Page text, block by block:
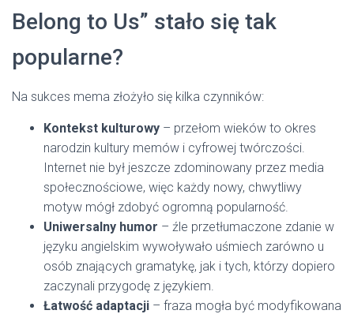
Belong to Us” stało się tak
popularne?
Na sukces mema złożyło się kilka czynników:
Kontekst kulturowy – przełom wieków to okres
narodzin kultury memów i cyfrowej twórczości.
Internet nie był jeszcze zdominowany przez media
społecznościowe, więc każdy nowy, chwytliwy
motyw mógł zdobyć ogromną popularność.
Uniwersalny humor – źle przetłumaczone zdanie w
języku angielskim wywoływało uśmiech zarówno u
osób znających gramatykę, jak i tych, którzy dopiero
zaczynali przygodę z językiem.
Łatwość adaptacji – fraza mogła być modyfikowana